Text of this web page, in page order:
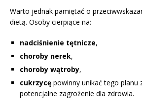
Warto jednak pamiętać o
dietą. Osoby cierpiące na:
nadciśnienie tętnicze,
choroby nerek,
choroby wątroby,
cukrzycę powinny unikać tego planu
potencjalne zagrożenie dla zdrowia.